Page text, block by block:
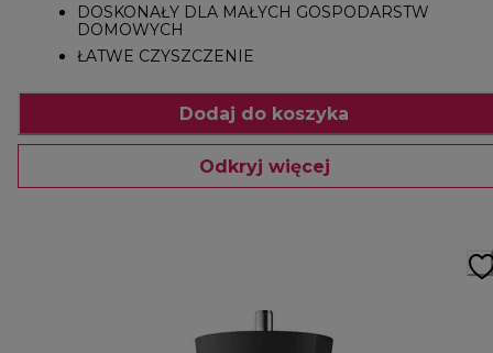
DOSKONAŁY DLA MAŁYCH GOSPODARSTW
DOMOWYCH
ŁATWE CZYSZCZENIE
Dodaj do koszyka
Odkryj więcej